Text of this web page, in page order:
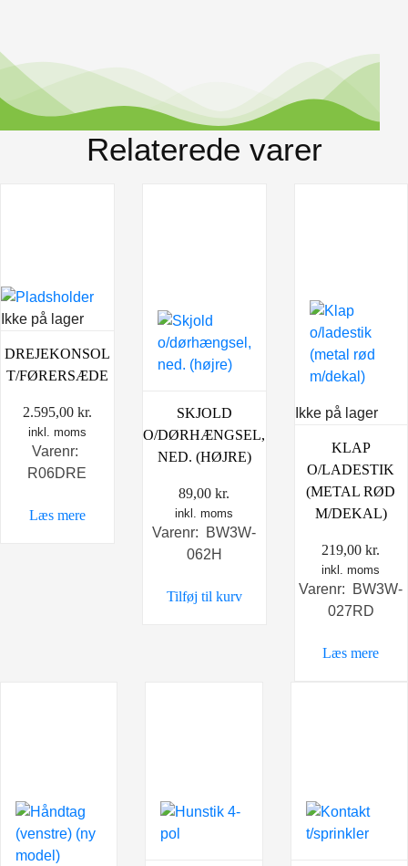
Relaterede varer
Ikke på lager
DREJEKONSOL
T/FØRERSÆDE
2.595,00 kr.
inkl. moms
Varenr:
R06DRE
Læs mere
SKJOLD
O/DØRHÆNGSEL,
NED. (HØJRE)
89,00 kr.
inkl. moms
Varenr: BW3W-
062H
Tilføj til kurv
Ikke på lager
KLAP
O/LADESTIK
(METAL RØD
M/DEKAL)
219,00kr.
inkl. moms
Varenr: BW3W-
027RD
Læs mere